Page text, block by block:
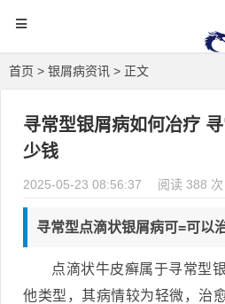
首页 > 银屑病资讯 > 正文
寻常型银屑病如何冶疗
少钱
2025-05-23 08:56:37 阅读 388 次
寻常型点滴状银屑病可=可以
点滴状牛皮癣属于寻常型
他类型，其病情较为轻微，治